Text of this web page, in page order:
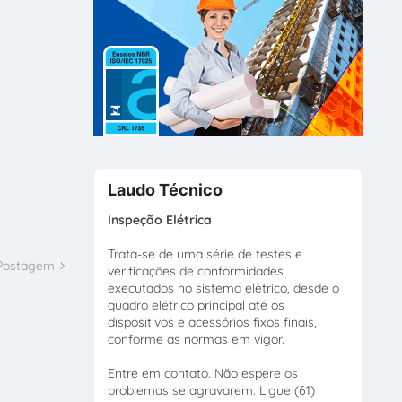
Laudo Técnico
Inspeção Elétrica
Trata-se de uma série de testes e
verificações de conformidades
executados no sistema elétrico, desde o
quadro elétrico principal até os
dispositivos e acessórios fixos finais,
conforme as normas em vigor.
Entre em contato. Não espere os
problemas se agravarem. Ligue (61)